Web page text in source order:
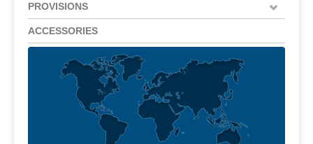
PROVISIONS
ACCESSORIES